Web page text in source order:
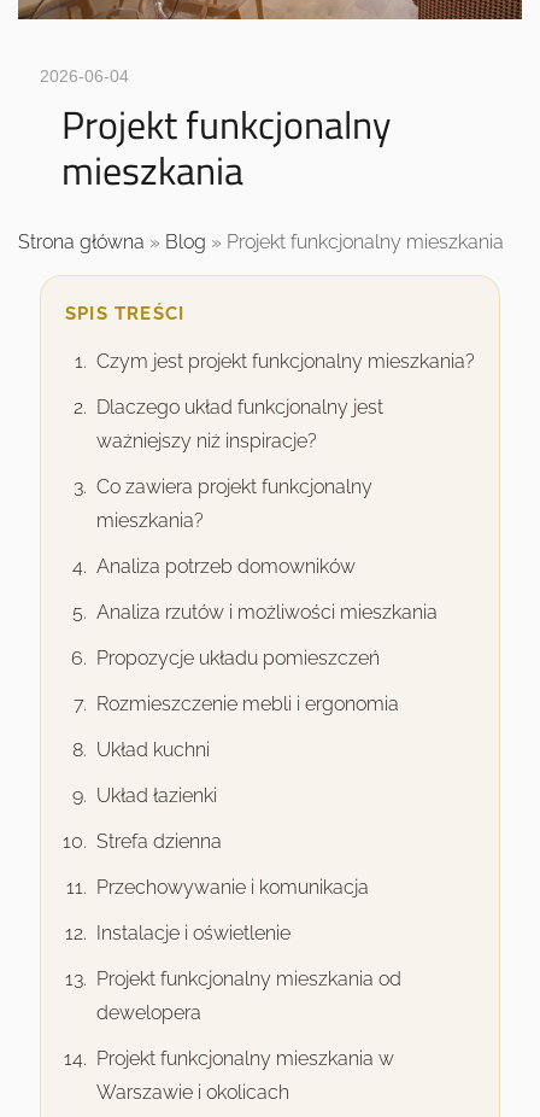
2026-06-04
Projekt funkcjonalny
mieszkania
Strona główna » Blog » Projekt funkcjonalny mieszkania
SPIS TREŚCI
Czym jest projekt funkcjonalny mieszkania?
Dlaczego układ funkcjonalny jest
ważniejszy niż inspiracje?
Co zawiera projekt funkcjonalny
mieszkania?
Analiza potrzeb domowników
Analiza rzutów i możliwości mieszkania
Propozycje układu pomieszczeń
Rozmieszczenie mebli i ergonomia
Układ kuchni
Układ łazienki
Strefa dzienna
Przechowywanie i komunikacja
Instalacje i oświetlenie
Projekt funkcjonalny mieszkania od
dewelopera
Projekt funkcjonalny mieszkania w
Warszawie i okolicach